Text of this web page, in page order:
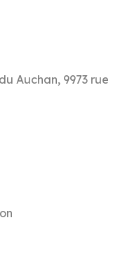
Auchan, 9973 rue